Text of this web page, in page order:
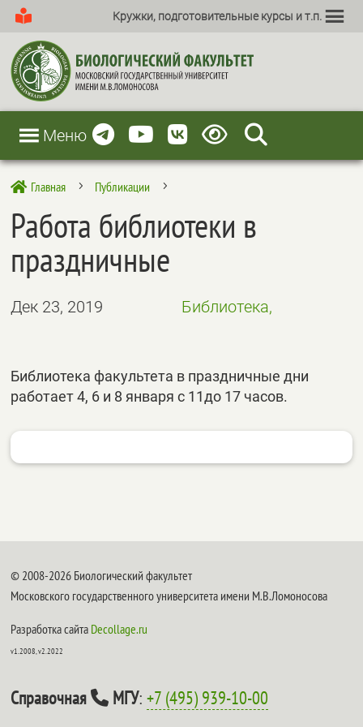
Кружки, подготовительные курсы и т.п.
Меню
 Главная 5 Публикации 5
Работа библиотеки в
праздничные
Дек 23, 2019 Библиотека,
Библиотека факультета в праздничные дни
работает 4, 6 и 8 января с 11до 17 часов.
© 2008-2026 Биологический факультет
Московского государственного университета имени М.В.Ломоносова
Разработка сайта Decollage.ru
v1.2008, v2.2022
Справочная МГУ:+7 (495) 939-10-00